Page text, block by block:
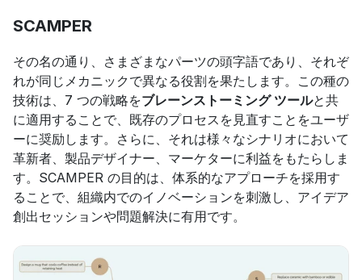
SCAMPER
その名の通り、さまざまなパーツの頭字語であり、それぞ
れが同じメカニックで異なる役割を果たします。この種の
技術は、7 つの戦略をブレーンストーミング ツールと共
に適用することで、既存のプロセスを見直すことをユーザ
ーに奨励します。さらに、それは様々なシナリオにおいて
革新者、製品デザイナー、マーケターに利益をもたらしま
す。SCAMPER の目的は、体系的なアプローチを採用す
ることで、組織内でのイノベーションを刺激し、アイデア
創出セッションや問題解決に有用です。